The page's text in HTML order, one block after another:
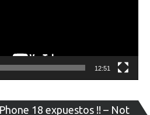
12:51
18 expuestos !! – Not